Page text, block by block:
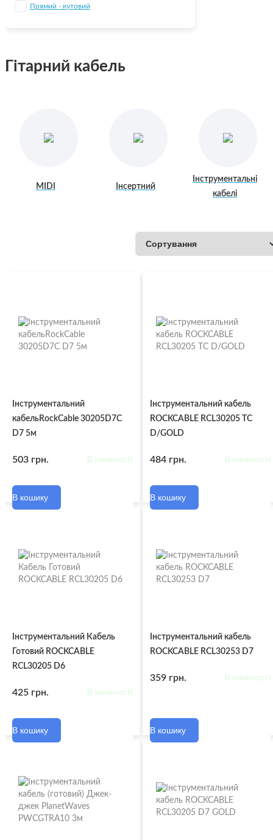
Прямий - кутовий
Гітарний кабель
MIDI Інсертний
Інструментальні
кабелі
Інструментальний
кабельRockCable 30205D7C
D7 5м
503 грн. В наявності
В кошику
Інструментальний кабель
ROCKCABLE RCL30205 TC
D/GOLD
484 грн. В наявності
В кошику
Інструментальний Кабель
Готовий ROCKCABLE
RCL30205 D6
425 грн. В наявності
В кошику
Інструментальний кабель
ROCKCABLE RCL30253 D7
359 грн. В наявності
В кошику